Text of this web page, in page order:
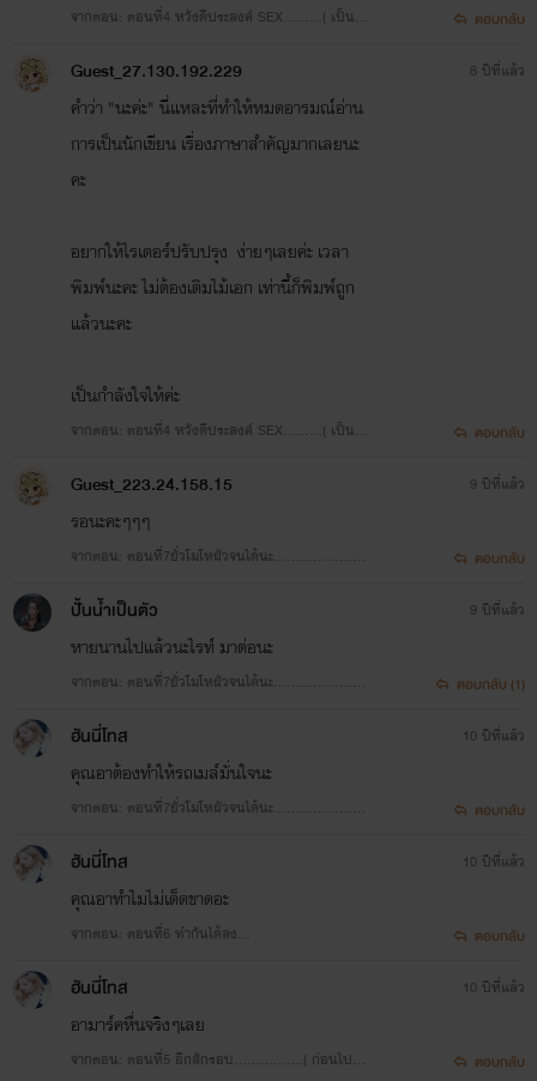
จากตอน: ตอนที่4 หวังดีประสงค์ SEX………( เป็นเมี
ตอบกลับ
Guest_27.130.192.229
คำว่า "นะค่ะ" นี่แหละที่ทำให้หมดอารมณ์อ่าน
การเป็นนักเขียน เรื่องภาษาสำคัญมากเลยนะ
คะ
อยากให้ไรเตอร์ปรับปรุง ง่ายๆเลยค่ะ เวลา
พิมพ์นะคะ ไม่ต้องเติมไม้เอก เท่านี้ก็พิมพ์ถูก
แล้วนะคะ
เป็นกำลังใจให้ค่ะ
จากตอน: ตอนที่4 หวังดีประสงค์ SEX………( เป็นเมี
8 ปีที่แล้ว
ตอบกลับ
Guest_223.24.158.15
รอนะคะๆๆๆ
จากตอน: ตอนที่7ยั่วโมโหผัวจนได้นะ…………………
9 ปีที่แล้ว
ตอบกลับ
ปั้นน้ำเป็นตัว
หายนานไปแล้วนะไรท์ มาต่อนะ
จากตอน: ตอนที่7ยั่วโมโหผัวจนได้นะ…………………
9 ปีที่แล้ว
ตอบกลับ (1)
ฮันนี่โทส
คุณอาต้องทำให้รถเมล์มั่นใจนะ
จากตอน: ตอนที่7ยั่วโมโหผัวจนได้นะ…………………
10 ปีที่แล้ว
ตอบกลับ
ฮันนี่โทส
คุณอาทำไมไม่เด็ดขาดอะ
จากตอน: ตอนที่6 ทำกันได้ลง
10 ปีที่แล้ว
ตอบกลับ
ฮันนี่โทส
อามาร์คหื่นจริงๆเลย
จากตอน: ตอนที่5 อีกสักรอบ…………….( ก่อนไปทำ
10 ปีที่แล้ว
ตอบกลับ